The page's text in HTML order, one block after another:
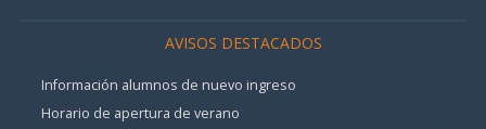
AVISOS DESTACADOS
Información alumnos de nuevo ingreso
Horario de apertura de verano